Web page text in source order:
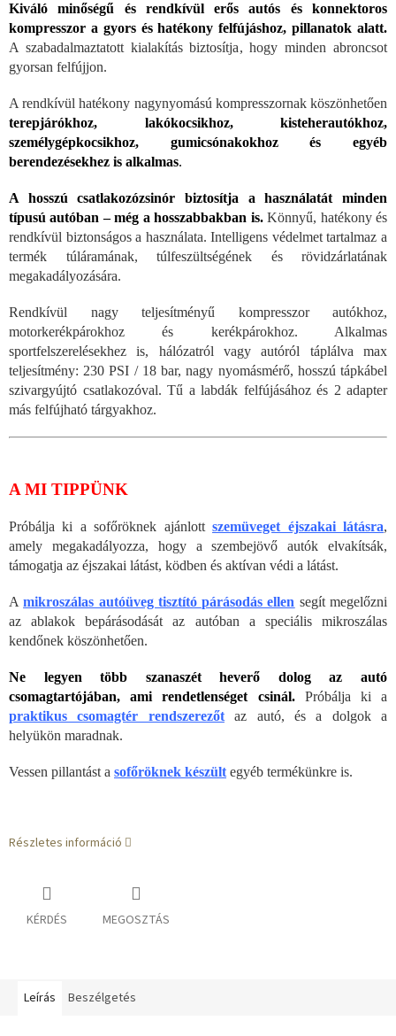
Kiváló minőségű és rendkívül erős autós és konnektoros
kompresszor a gyors és hatékony felfújáshoz, pillanatok alatt.
A szabadalmaztatott kialakítás biztosítja, hogy minden abroncsot
gyorsan felfújjon.
A rendkívül hatékony nagynyomású kompresszornak köszönhetően
terepjárókhoz, lakókocsikhoz, kisteherautókhoz,
személygépkocsikhoz, gumicsónakokhoz és egyéb
berendezésekhez is alkalmas.
A hosszú csatlakozózsinór biztosítja a használatát minden
típusú autóban – még a hosszabbakban is.Könnyű, hatékony és
rendkívül biztonságos a használata. Intelligens védelmet tartalmaz a
termék túláramának, túlfeszültségének és rövidzárlatának
megakadályozására.
Rendkívül nagy teljesítményű kompresszor autókhoz,
motorkerékpárokhoz és kerékpárokhoz. Alkalmas
sportfelszerelésekhez is, hálózatról vagy autóról táplálva max
teljesítmény: 230 PSI / 18 bar, nagy nyomásmérő, hosszú tápkábel
szivargyújtó csatlakozóval. Tű a labdák felfújásához és 2 adapter
más felfújható tárgyakhoz.
A MI TIPPÜNK
Próbálja ki a sofőröknek ajánlottszemüveget éjszakai látásra,
amely megakadályozza, hogy a szembejövő autók elvakítsák,
támogatja az éjszakai látást, ködben és aktívan védi a látást.
Amikroszálas autóüveg tisztító párásodás ellen segít megelőzni
az ablakok bepárásodását az autóban a speciális mikroszálas
kendőnek köszönhetően.
Ne legyen több szanaszét heverő dolog az autó
csomagtartójában, ami rendetlenséget csinál.Próbálja ki a
praktikus csomagtér rendszerezőtaz autó, és a dolgok a
helyükön maradnak.
Vessen pillantást a sofőröknek készült egyéb termékünkre is.
Részletes információ
KÉRDÉS MEGOSZTÁS
Leírás Beszélgetés